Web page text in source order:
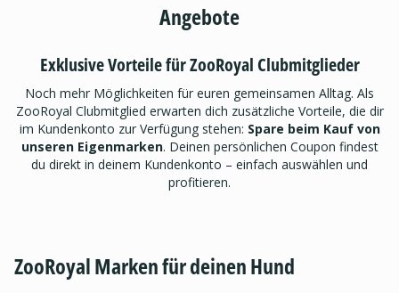
Angebote
Exklusive Vorteile für ZooRoyal Clubmitglieder
Noch mehr Möglichkeiten für euren gemeinsamen Alltag. Als
ZooRoyal Clubmitglied erwarten dich zusätzliche Vorteile, die dir
im Kundenkonto zur Verfügung stehen: Spare beim Kauf von
unseren Eigenmarken. Deinen persönlichen Coupon findest
du direkt in deinem Kundenkonto – einfach auswählen und
profitieren.
ZooRoyal Marken für deinen Hund